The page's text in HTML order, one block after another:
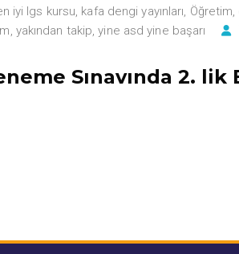
iyi lgs kursu, kafa dengi yayınları, Öğretim,
, yakından takip,yine asd yine başarı
Sınavında 2. lik